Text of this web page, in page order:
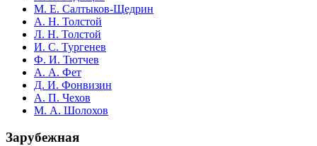
М. Е. Салтыков-Щедрин
А. Н. Толстой
Л. Н. Толстой
И. С. Тургенев
Ф. И. Тютчев
А. А. Фет
Д. И. Фонвизин
А. П. Чехов
М. А. Шолохов
Зарубежная